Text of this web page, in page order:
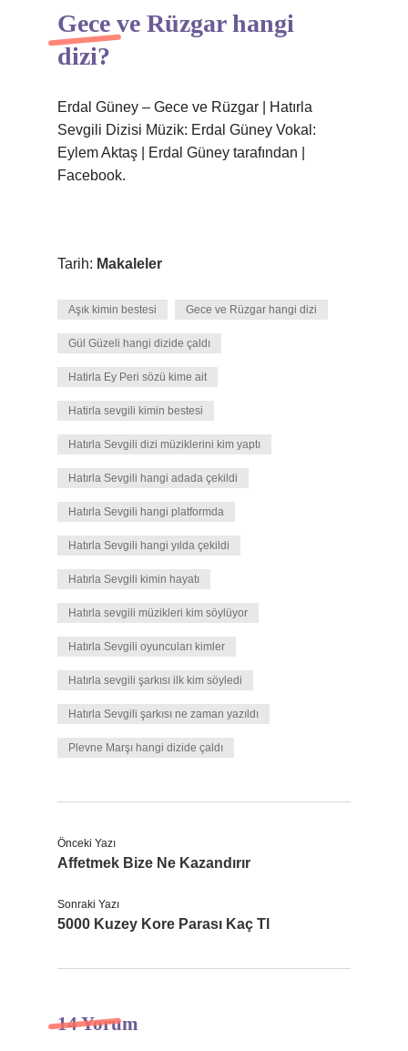
Gece ve Rüzgar hangi
dizi?
Erdal Güney – Gece ve Rüzgar | Hatırla
Sevgili Dizisi Müzik: Erdal Güney Vokal:
Eylem Aktaş | Erdal Güney tarafından |
Facebook.
Tarih: Makaleler
Aşık kimin bestesi Gece ve Rüzgar hangi dizi
Gül Güzeli hangi dizide çaldı
Hatirla Ey Peri sözü kime ait
Hatirla sevgili kimin bestesi
Hatırla Sevgili dizi müziklerini kim yaptı
Hatırla Sevgili hangi adada çekildi
Hatırla Sevgili hangi platformda
Hatırla Sevgili hangi yılda çekildi
Hatırla Sevgili kimin hayatı
Hatırla sevgili müzikleri kim söylüyor
Hatırla Sevgili oyuncuları kimler
Hatırla sevgili şarkısı ilk kim söyledi
Hatırla Sevgili şarkısı ne zaman yazıldı
Plevne Marşı hangi dizide çaldı
Önceki Yazı
Affetmek Bize Ne Kazandırır
Sonraki Yazı
5000 Kuzey Kore Parası Kaç Tl
14 Yorum